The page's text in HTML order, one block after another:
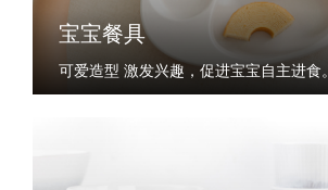
宝宝餐具
可爱造型 激发兴趣，促进宝宝自主进食。